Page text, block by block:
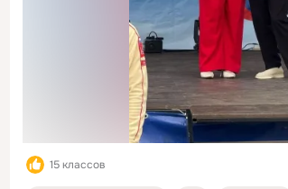
15 классов